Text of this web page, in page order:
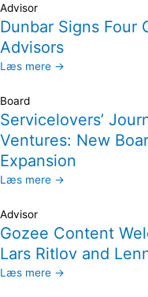
Advisor
Dunbar Signs Four
Advisors
Læs mere →
Board
Servicelovers’
Ventures: New
Expansion
Læs mere →
Advisor
Gozee Content
Lars Ritlov and
Læs mere →